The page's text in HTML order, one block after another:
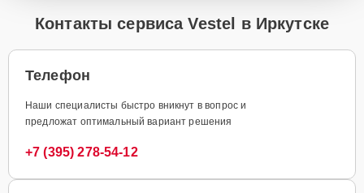
Контакты сервиса Vestel в Иркутске
Телефон
Наши специалисты быстро вникнут в вопрос и
предложат оптимальный вариант решения
+7 (395) 278-54-12